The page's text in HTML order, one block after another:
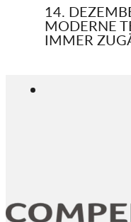
14.
MODERNE
IMMER